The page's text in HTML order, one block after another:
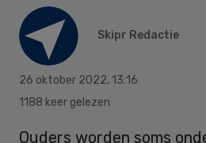
Skipr Redactie
26 oktober 2022, 13:16
1188 keer gelezen
Ouders worden soms